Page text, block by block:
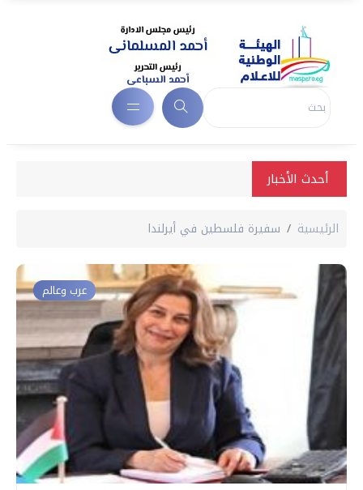
أحدث الأخبار
الرئيسية سفيرة فلسطين في أيرلندا
عرب وعالم